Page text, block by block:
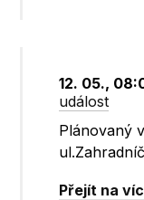
12. 05.,
událost
Plánovaný
Přejít na